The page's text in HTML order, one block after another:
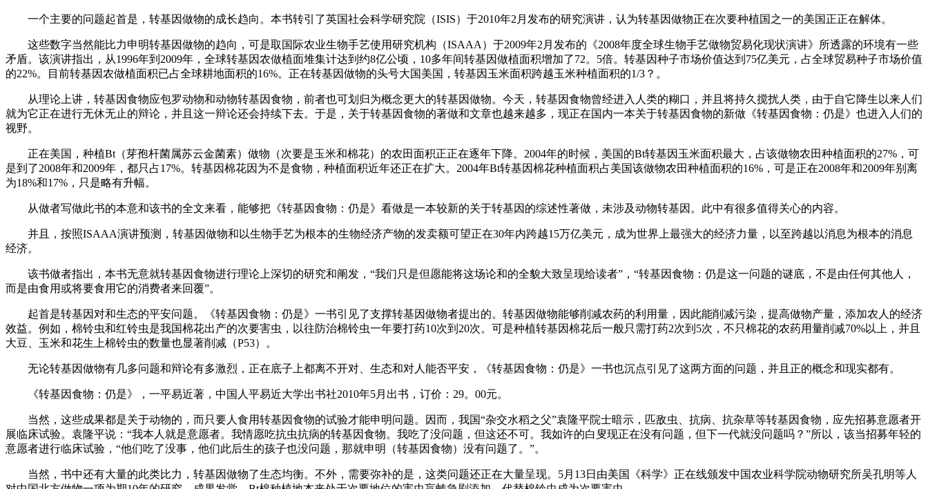
一个主要的问题起首是，转基因做物的成长趋向。本书转引了英国社会科学研究院（ISIS）于2010年2月发布的研究演讲，认为转基因做物正在次要种植国之一的美国正正在解体。
这些数字当然能比力申明转基因做物的趋向，可是取国际农业生物手艺使用研究机构（ISAAA）于2009年2月发布的《2008年度全球生物手艺做物贸易化现状演讲》所透露的环境有一些
矛盾。该演讲指出，从1996年到2009年，全球转基因农做植面堆集计达到约8亿公顷，10多年间转基因做植面积增加了72。5倍。转基因种子市场价值达到75亿美元，占全球贸易种子市场价值
的22%。目前转基因农做植面积已占全球耕地面积的16%。正在转基因做物的头号大国美国，转基因玉米面积跨越玉米种植面积的1/3？。
从理论上讲，转基因食物应包罗动物和动物转基因食物，前者也可划归为概念更大的转基因做物。今天，转基因食物曾经进入人类的糊口，并且将持久搅扰人类，由于自它降生以来人们
就为它正在进行无休无止的辩论，并且这一辩论还会持续下去。于是，关于转基因食物的著做和文章也越来越多，现正在国内一本关于转基因食物的新做《转基因食物：仍是》也进入人们的
视野。
正在美国，种植Bt（芽孢杆菌属苏云金菌素）做物（次要是玉米和棉花）的农田面积正正在逐年下降。2004年的时候，美国的Bt转基因玉米面积最大，占该做物农田种植面积的27%，可
是到了2008年和2009年，都只占17%。转基因棉花因为不是食物，种植面积近年还正在扩大。2004年Bt转基因棉花种植面积占美国该做物农田种植面积的16%，可是正在2008年和2009年别离
为18%和17%，只是略有升幅。
从做者写做此书的本意和该书的全文来看，能够把《转基因食物：仍是》看做是一本较新的关于转基因的综述性著做，未涉及动物转基因。此中有很多值得关心的内容。
并且，按照ISAAA演讲预测，转基因做物和以生物手艺为根本的生物经济产物的发卖额可望正在30年内跨越15万亿美元，成为世界上最强大的经济力量，以至跨越以消息为根本的消息
经济。
该书做者指出，本书无意就转基因食物进行理论上深切的研究和阐发，“我们只是但愿能将这场论和的全貌大致呈现给读者”，“转基因食物：仍是这一问题的谜底，不是由任何其他人，
而是由食用或将要食用它的消费者来回覆”。
起首是转基因对和生态的平安问题。《转基因食物：仍是》一书引见了支撑转基因做物者提出的。转基因做物能够削减农药的利用量，因此能削减污染，提高做物产量，添加农人的经济
效益。例如，棉铃虫和红铃虫是我国棉花出产的次要害虫，以往防治棉铃虫一年要打药10次到20次。可是种植转基因棉花后一般只需打药2次到5次，不只棉花的农药用量削减70%以上，并且
大豆、玉米和花生上棉铃虫的数量也显著削减（P53）。
无论转基因做物有几多问题和辩论有多激烈，正在底子上都离不开对、生态和对人能否平安，《转基因食物：仍是》一书也沉点引见了这两方面的问题，并且正的概念和现实都有。
《转基因食物：仍是》，一平易近著，中国人平易近大学出书社2010年5月出书，订价：29。00元。
当然，这些成果都是关于动物的，而只要人食用转基因食物的试验才能申明问题。因而，我国“杂交水稻之父”袁隆平院士暗示，匹敌虫、抗病、抗杂草等转基因食物，应先招募意愿者开
展临床试验。袁隆平说：“我本人就是意愿者。我情愿吃抗虫抗病的转基因食物。我吃了没问题，但这还不可。我如许的白叟现正在没有问题，但下一代就没问题吗？”所以，该当招募年轻的
意愿者进行临床试验，“他们吃了没事，他们此后生的孩子也没问题，那就申明（转基因食物）没有问题了。”。
当然，书中还有大量的此类比力，转基因做物了生态均衡。不外，需要弥补的是，这类问题还正在大量呈现。5月13日由美国《科学》正在线颁发中国农业科学院动物研究所吴孔明等人